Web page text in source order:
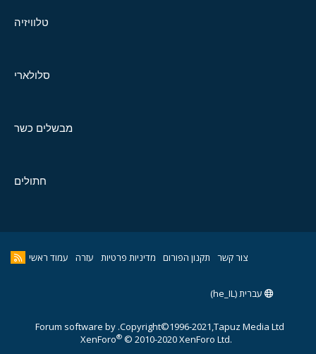
טלוויזיה
סלולארי
מבשלים כשר
חתולים
צור קשר תקנון הפורום מדיניות פרטיות עזרה עמוד ראשי
עברית (he_IL)
Copyright©1996-2021,Tapuz Media Ltd.
Forum software by
XenForo® © 2010-2020 XenForo Ltd.